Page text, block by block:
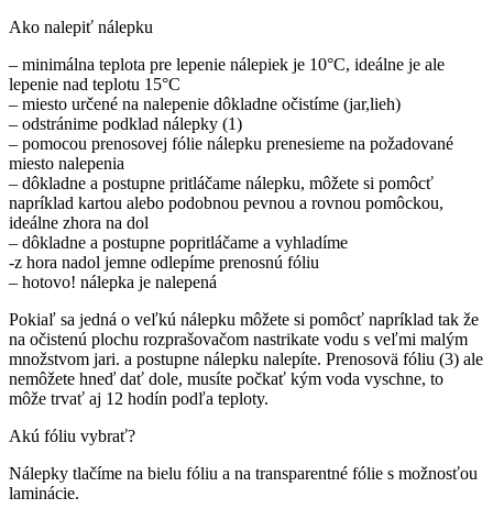
Ako nalepiť nálepku
– minimálna teplota pre lepenie nálepiek je 10°C, ideálne je ale
lepenie nad teplotu 15°C
– miesto určené na nalepenie dôkladne očistíme (jar,lieh)
– odstránime podklad nálepky (1)
– pomocou prenosovej fólie nálepku prenesieme na požadované
miesto nalepenia
– dôkladne a postupne pritláčame nálepku, môžete si pomôcť
napríklad kartou alebo podobnou pevnou a rovnou pomôckou,
ideálne zhora na dol
– dôkladne a postupne popritláčame a vyhladíme
-z hora nadol jemne odlepíme prenosnú fóliu
– hotovo! nálepka je nalepená
Pokiaľ sa jedná o veľkú nálepku môžete si pomôcť napríklad tak že
na očistenú plochu rozprašovačom nastrikate vodu s veľmi malým
množstvom jari. a postupne nálepku nalepíte. Prenosovä fóliu (3) ale
nemôžete hneď dať dole, musíte počkať kým voda vyschne, to
môže trvať aj 12 hodín podľa teploty.
Akú fóliu vybrať?
Nálepky tlačíme na bielu fóliu a na transparentné fólie s možnosťou
laminácie.